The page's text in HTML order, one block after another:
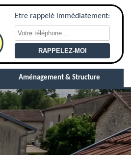
Etre rappelé immédiatement:
Aménagement & Structure